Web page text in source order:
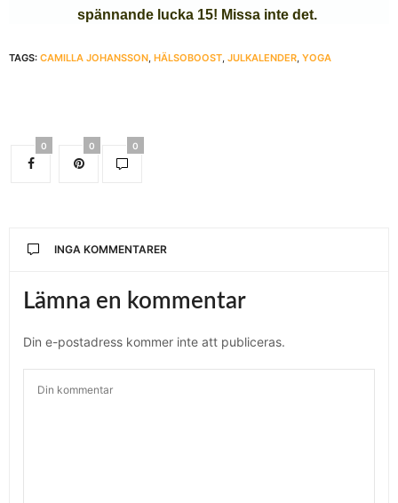
spännande lucka 15! Missa inte det.
TAGS: CAMILLA JOHANSSON, HÄLSOBOOST, JULKALENDER, YOGA
0 0 0
INGA KOMMENTARER
Lämna en kommentar
Din e-postadress kommer inte att publiceras.